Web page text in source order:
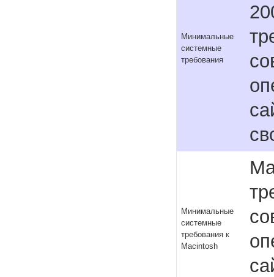
Минимальные
системные
требования
Минимальные
системные
требования к
Macintosh